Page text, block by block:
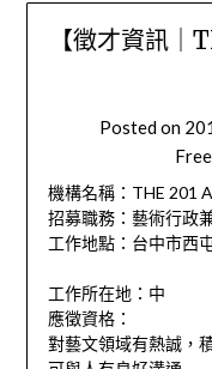
【徵才資訊｜
Posted on
機構名稱：THE 201
招募職務：藝術行政
工作地點：台中市西
工作所在地：中
應徵資格：
對藝文領域有熱誠，